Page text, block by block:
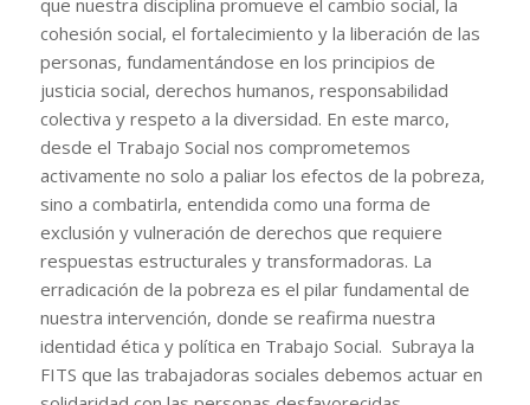
cohesión social, el fortalecimiento y la liberación de las
personas, fundamentándose en los principios de
justicia social, derechos humanos, responsabilidad
colectiva y respeto a la diversidad. En este marco,
desde el Trabajo Social nos comprometemos
activamente no solo a paliar los efectos de la pobreza,
sino a combatirla, entendida como una forma de
exclusión y vulneración de derechos que requiere
respuestas estructurales y transformadoras. La
erradicación de la pobreza es el pilar fundamental de
nuestra intervención, donde se reafirma nuestra
identidad ética y política en Trabajo Social. Subraya la
FITS que las trabajadoras sociales debemos actuar en